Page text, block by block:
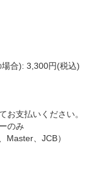
場合): 3,300円(税込)
お支払いください。
のみ
Master、JCB）